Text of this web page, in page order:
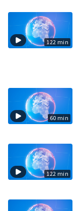
122 min
60 min
122 min